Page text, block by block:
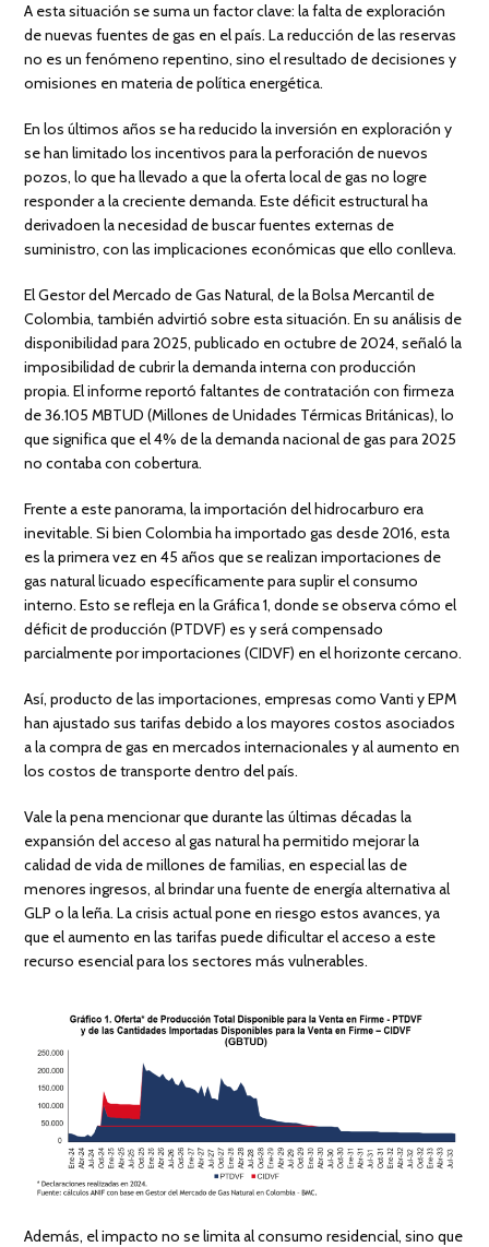
A esta situación se suma un factor clave: la falta de exploración
de nuevas fuentes de gas en el país. La reducción de las reservas
no es un fenómeno repentino, sino el resultado de decisiones y
omisiones en materia de política energética.
En los últimos años se ha reducido la inversión en exploración y
se han limitado los incentivos para la perforación de nuevos
pozos, lo que ha llevado a que la oferta local de gas no logre
responder a la creciente demanda. Este déficit estructural ha
derivadoen la necesidad de buscar fuentes externas de
suministro, con las implicaciones económicas que ello conlleva.
El Gestor del Mercado de Gas Natural, de la Bolsa Mercantil de
Colombia, también advirtió sobre esta situación. En su análisis de
disponibilidad para 2025, publicado en octubre de 2024, señaló la
imposibilidad de cubrir la demanda interna con producción
propia. El informe reportó faltantes de contratación con firmeza
de 36.105 MBTUD (Millones de Unidades Térmicas Británicas), lo
que significa que el 4% de la demanda nacional de gas para 2025
no contaba con cobertura.
Frente a este panorama, la importación del hidrocarburo era
inevitable. Si bien Colombia ha importado gas desde 2016, esta
es la primera vez en 45 años que se realizan importaciones de
gas natural licuado específicamente para suplir el consumo
interno. Esto se refleja en la Gráfica 1, donde se observa cómo el
déficit de producción (PTDVF) es y será compensado
parcialmente por importaciones (CIDVF) en el horizonte cercano.
Así, producto de las importaciones, empresas como Vanti y EPM
han ajustado sus tarifas debido a los mayores costos asociados
a la compra de gas en mercados internacionales y al aumento en
los costos de transporte dentro del país.
Vale la pena mencionar que durante las últimas décadas la
expansión del acceso al gas natural ha permitido mejorar la
calidad de vida de millones de familias, en especial las de
menores ingresos, al brindar una fuente de energía alternativa al
GLP o la leña. La crisis actual pone en riesgo estos avances, ya
que el aumento en las tarifas puede dificultar el acceso a este
recurso esencial para los sectores más vulnerables.
Además, el impacto no se limita al consumo residencial, sino que